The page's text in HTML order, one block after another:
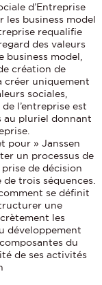
d’Entreprise
les business model
requalifie
des valeurs
business model,
création de
créer uniquement
sociales,
l’entreprise est
au pluriel donnant
pour » Janssen
un processus de
de décision
trois séquences.
se définit
une
les
développement
du
de ses activités